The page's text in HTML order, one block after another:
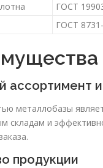
ГОСТ
ГОСТ
ассортимент
металлобазы
складам и
продукции